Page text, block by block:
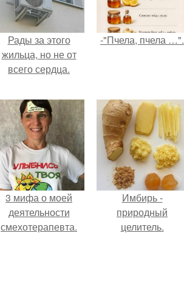
Рады за этого
жильца, но не от
всего сердца.
-"Пчела, пчела …".
3 мифа о моей
деятельности
смехотерапевта.
Имбирь -
природный
целитель.